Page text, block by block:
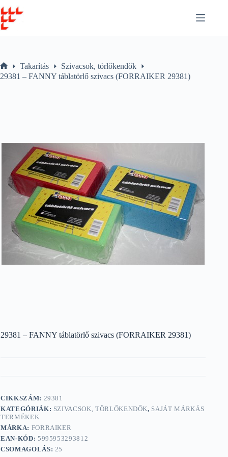
to
content
Home
Takarítás
Szivacsok, törlőkendők
29381 – FANNY táblatörlő szivacs (FORRAIKER 29381)
29381 – FANNY táblatörlő szivacs (FORRAIKER 29381)
CIKKSZÁM: 29381
KATEGÓRIÁK: SZIVACSOK, TÖRLŐKENDŐK, SAJÁT MÁRKÁS
TERMÉKEK
MÁRKA: FORRAIKER
EAN-KÓD: 5995953293812
CSOMAGOLÁS: 25